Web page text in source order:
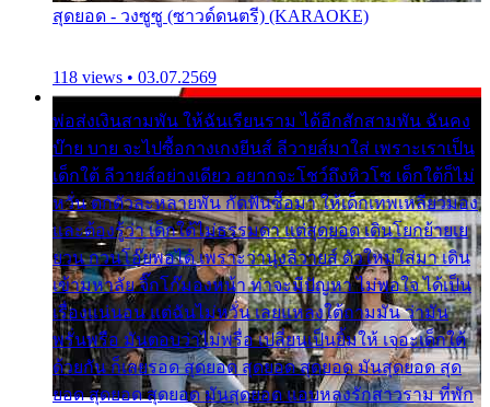
สุดยอด - วงซูซู (ซาวด์ดนตรี) (KARAOKE)
118 views • 03.07.2569
พ่อส่งเงินสามพัน ให้ฉันเรียนราม ได้อีกสักสามพัน ฉันคง
บ๊าย บาย จะไปซื้อกางเกงยีนส์ ลีวายส์มาใส่ เพราะเราเป็น
เด็กใต้ ลีวายส์อย่างเดียว อยากจะโชว์ถึงหิวโซ เด็กใต้ก็ไม่
หวั่น ตกตัวละหลายพัน กัดฟันซื้อมา ให้เด็กเทพเหลียวมอง
และต้องรู้ว่า เด็กใต้ไม่ธรรมดา แต่สุดยอด เดินโยกย้ายเย
ยวน กวนโอ๊ยพอได้ เพราะว่านุ่งลีวายส์ ตัวใหม่ใส่มา เดิน
เข้ามหาลัย จิ๊กโก๊มองหน้า ท่าจะมีปัญหา ไม่พอใจ ได้เป็น
เรื่องแน่นอน แต่ฉันไม่หวั่น เลยแหลงใต้ถามมัน ว่ามัน
พรั่นพรือ มันตอบว่าไม่พรื่อ เปลี่ยนเป็นยิ้มให้ เจอะเด็กใต้
ด้วยกัน ก็เลยรอด สุดยอด สุดยอด สุดยอด มันสุดยอด สุด
ยอด สุดยอด สุดยอด มันสุดยอด แอบหลงรักสาวราม ที่พัก